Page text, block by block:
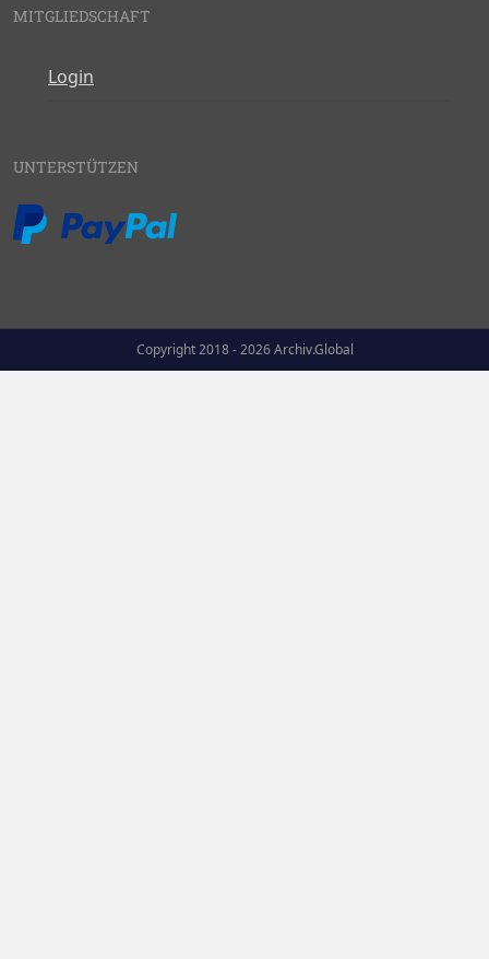
MITGLIEDSCHAFT
Login
UNTERSTÜTZEN
Copyright 2018 - 2026 Archiv.Global